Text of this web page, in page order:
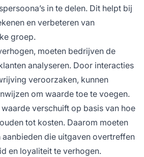
in te delen. Dit helpt bij
en verbeteren van
groep.
moeten bedrijven de
analyseren. Door interacties
veroorzaken, kunnen
om waarde toe te voegen.
verschuift op basis van hoe
tot kosten. Daarom moeten
die uitgaven overtreffen
en loyaliteit te verhogen.